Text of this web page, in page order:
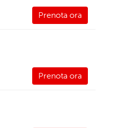
Prenota ora
Prenota ora